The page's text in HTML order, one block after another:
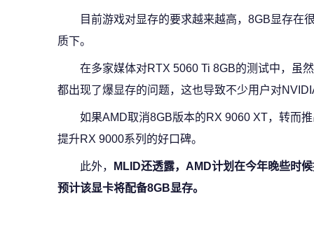
目前游戏对显存的要求越来越高，8GB显存在
质下。
在多家媒体对RTX 5060 Ti 8GB的测试中，虽
都出现了爆显存的问题，这也导致不少用户对
如果AMD取消8GB版本的RX 9060 XT，转而
提升RX 9000系列的好口碑。
此外，
MLID还透露，AMD计划在今年晚些时
预计该显卡将配备8GB显存。